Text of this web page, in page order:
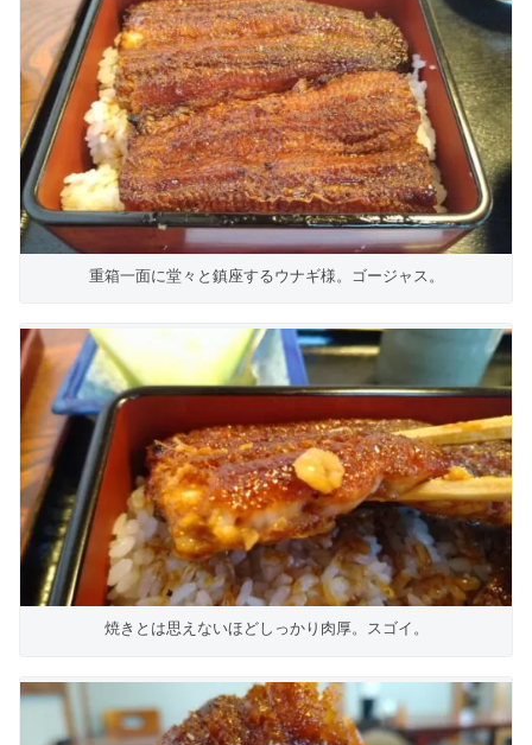
重箱一面に堂々と鎮座するウナギ様。ゴージャス。
焼きとは思えないほどしっかり肉厚。スゴイ。